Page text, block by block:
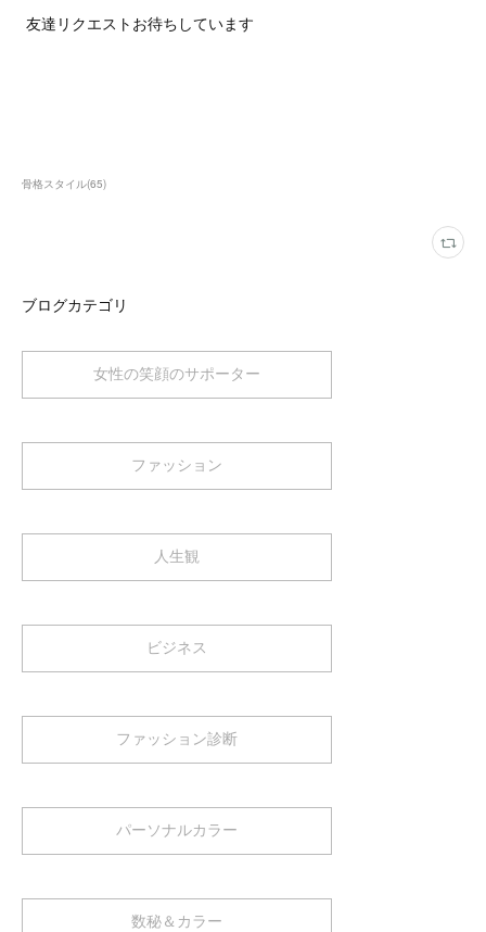
友達リクエストお待ちしています
骨格スタイル(65)
ブログカテゴリ
女性の笑顔のサポーター
ファッション
人生観
ビジネス
ファッション診断
パーソナルカラー
数秘＆カラー